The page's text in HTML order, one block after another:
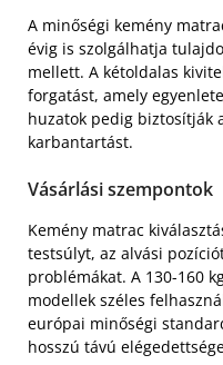
A minőségi kemény
évig is szolgálhatja
mellett. A kétoldalas
forgatást, amely
huzatok pedig biztosítják
karbantartást.
Vásárlási szempontok
Kemény matrac
testsúlyt, az alvási
problémákat. A 130-160
modellek széles
európai minőségi
hosszú távú